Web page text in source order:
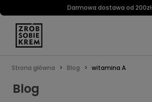
Darmowa dostawa od 200zł
Strona główna Blog witamina A
Blog